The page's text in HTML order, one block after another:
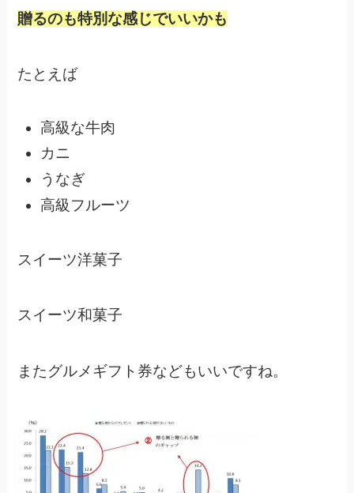
贈るのも特別な感じでいいかも
たとえば
高級な牛肉
カニ
うなぎ
高級フルーツ
スイーツ洋菓子
スイーツ和菓子
またグルメギフト券などもいいですね。